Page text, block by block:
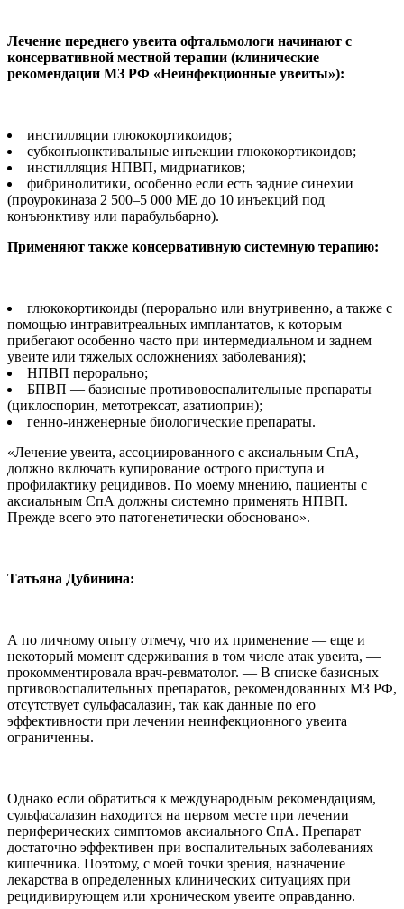
Лечение переднего увеита офтальмологи начинают с
консервативной местной терапии (клинические
рекомендации МЗ РФ «Неинфекционные увеиты»):
инстилляции глюкокортикоидов;
субконъюнктивальные инъекции глюкокортикоидов;
инстилляция НПВП, мидриатиков;
фибринолитики, особенно если есть задние синехии
(проурокиназа 2 500–5 000 МЕ до 10 инъекций под
конъюнктиву или парабульбарно).
Применяют также консервативную системную терапию:
глюкокортикоиды (перорально или внутривенно, а также с
помощью интравитреальных имплантатов, к которым
прибегают особенно часто при интермедиальном и заднем
увеите или тяжелых осложнениях заболевания);
НПВП перорально;
БПВП — базисные противовоспалительные препараты
(циклоспорин, метотрексат, азатиоприн);
генно-инженерные биологические препараты.
«Лечение увеита, ассоциированного с аксиальным СпА,
должно включать купирование острого приступа и
профилактику рецидивов. По моему мнению, пациенты с
аксиальным СпА должны системно применять НПВП.
Прежде всего это патогенетически обосновано».
Татьяна Дубинина:
А по личному опыту отмечу, что их применение — еще и
некоторый момент сдерживания в том числе атак увеита, —
прокомментировала врач-ревматолог. — В списке базисных
пртивовоспалительных препаратов, рекомендованных МЗ РФ,
отсутствует сульфасалазин, так как данные по его
эффективности при лечении неинфекционного увеита
ограниченны.
Однако если обратиться к международным рекомендациям,
сульфасалазин находится на первом месте при лечении
периферических симптомов аксиального СпА. Препарат
достаточно эффективен при воспалительных заболеваниях
кишечника. Поэтому, с моей точки зрения, назначение
лекарства в определенных клинических ситуациях при
рецидивирующем или хроническом увеите оправданно.